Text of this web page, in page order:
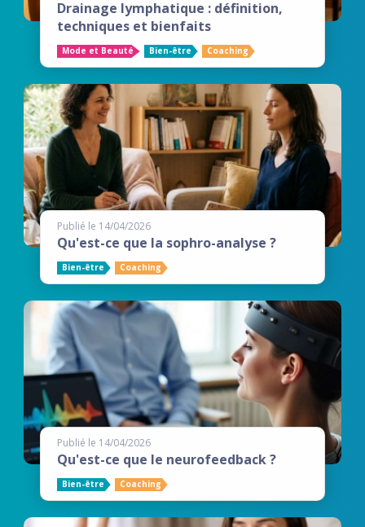
Drainage lymphatique : définition,
techniques et bienfaits
Mode et Beauté Bien-être Coaching
Publié le 14/04/2026
Qu'est-ce que la sophro-analyse ?
Bien-être Coaching
Publié le 14/04/2026
Qu'est-ce que le neurofeedback ?
Bien-être Coaching